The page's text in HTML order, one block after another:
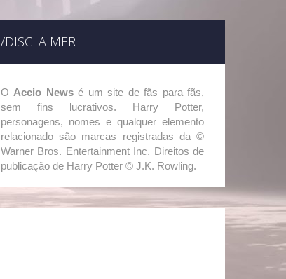
/DISCLAIMER
O Accio Newsé um site de fãs para fãs,
sem fins lucrativos. Harry Potter,
personagens, nomes e qualquer elemento
relacionado são marcas registradas da ©
Warner Bros. Entertainment Inc. Direitos de
publicação de Harry Potter © J.K. Rowling.